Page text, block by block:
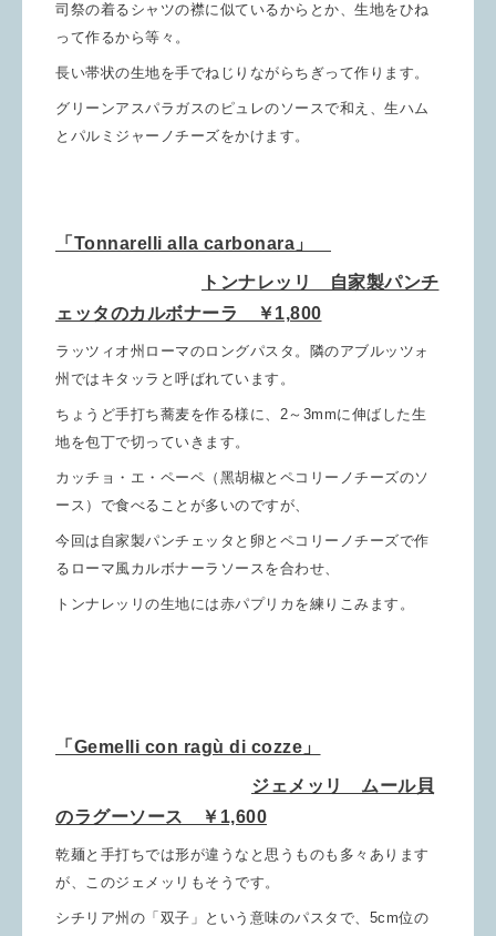
司祭の着るシャツの襟に似ているからとか、生地をひね
って作るから等々。
長い帯状の生地を手でねじりながらちぎって作ります。
グリーンアスパラガスのピュレのソースで和え、生ハム
とパルミジャーノチーズをかけます。
「Tonnarelli alla carbonara」
トンナレッリ 自家製パンチ
ェッタのカルボナーラ ￥1,800
ラッツィオ州ローマのロングパスタ。隣のアブルッツォ
州ではキタッラと呼ばれています。
ちょうど手打ち蕎麦を作る様に、2～3mmに伸ばした生
地を包丁で切っていきます。
カッチョ・エ・ペーペ（黑胡椒とペコリーノチーズのソ
ース）で食べることが多いのですが、
今回は自家製パンチェッタと卵とペコリーノチーズで作
るローマ風カルボナーラソースを合わせ、
トンナレッリの生地には赤パプリカを練りこみます。
「Gemelli con ragù di cozze」
ジェメッリ ムール貝
のラグーソース ￥1,600
乾麺と手打ちでは形が違うなと思うものも多々あります
が、このジェメッリもそうです。
シチリア州の「双子」という意味のパスタで、5cm位の